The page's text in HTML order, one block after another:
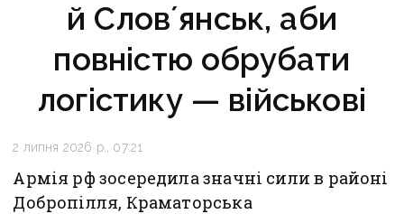
й Словʼянськ, аби
повністю обрубати
логістику — військові
2 липня 2026 р., 07:21
Армія рф зосередила значні сили в районі
Добропілля, Краматорська